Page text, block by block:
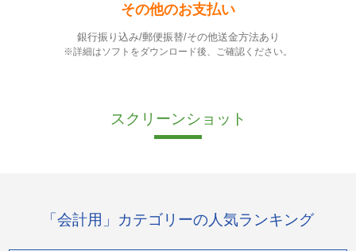
その他のお支払い
銀行振り込み/郵便振替/その他送金方法あり
※詳細はソフトをダウンロード後、ご確認ください。
スクリーンショット
「会計用」カテゴリーの人気ランキング